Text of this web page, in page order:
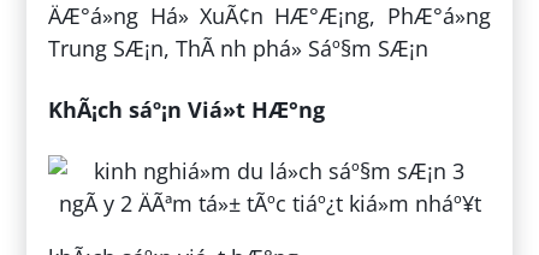
ÄÆ°á»ng Há» XuÃ¢n HÆ°Æ¡ng, PhÆ°á»ng
Trung SÆ¡n, ThÃ nh phá» Sáº§m SÆ¡n
KhÃ¡ch sáº¡n Viá»t HÆ°ng